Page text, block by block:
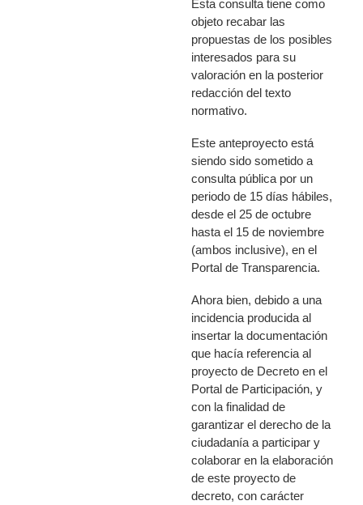
Esta consulta tiene como
objeto recabar las
propuestas de los posibles
interesados para su
valoración en la posterior
redacción del texto
normativo.
Este anteproyecto está
siendo sido sometido a
consulta pública por un
periodo de 15 días hábiles,
desde el 25 de octubre
hasta el 15 de noviembre
(ambos inclusive), en el
Portal de Transparencia.
Ahora bien, debido a una
incidencia producida al
insertar la documentación
que hacía referencia al
proyecto de Decreto en el
Portal de Participación, y
con la finalidad de
garantizar el derecho de la
ciudadanía a participar y
colaborar en la elaboración
de este proyecto de
decreto, con carácter